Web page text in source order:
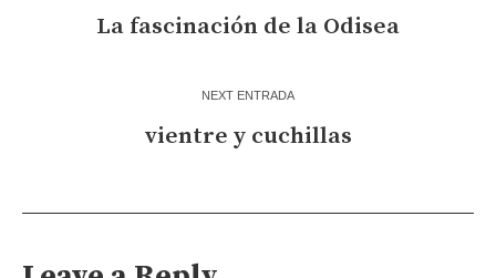
La fascinación de la Odisea
NEXT ENTRADA
vientre y cuchillas